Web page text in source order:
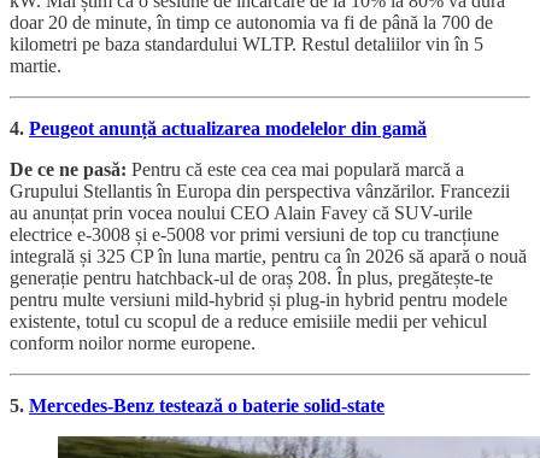
doar 20 de minute, în timp ce autonomia va fi de până la 700 de
kilometri pe baza standardului WLTP. Restul detaliilor vin în 5
martie.
4. Peugeot anunță actualizarea modelelor din gamă
De ce ne pasă: Pentru că este cea cea mai populară marcă a
Grupului Stellantis în Europa din perspectiva vânzărilor. Francezii
au anunțat prin vocea noului CEO Alain Favey că SUV-urile
electrice e-3008 și e-5008 vor primi versiuni de top cu trancțiune
integrală și 325 CP în luna martie, pentru ca în 2026 să apară o nouă
generație pentru hatchback-ul de oraș 208. În plus, pregătește-te
pentru multe versiuni mild-hybrid și plug-in hybrid pentru modele
existente, totul cu scopul de a reduce emisiile medii per vehicul
conform noilor norme europene.
5. Mercedes-Benz testează o baterie solid-state